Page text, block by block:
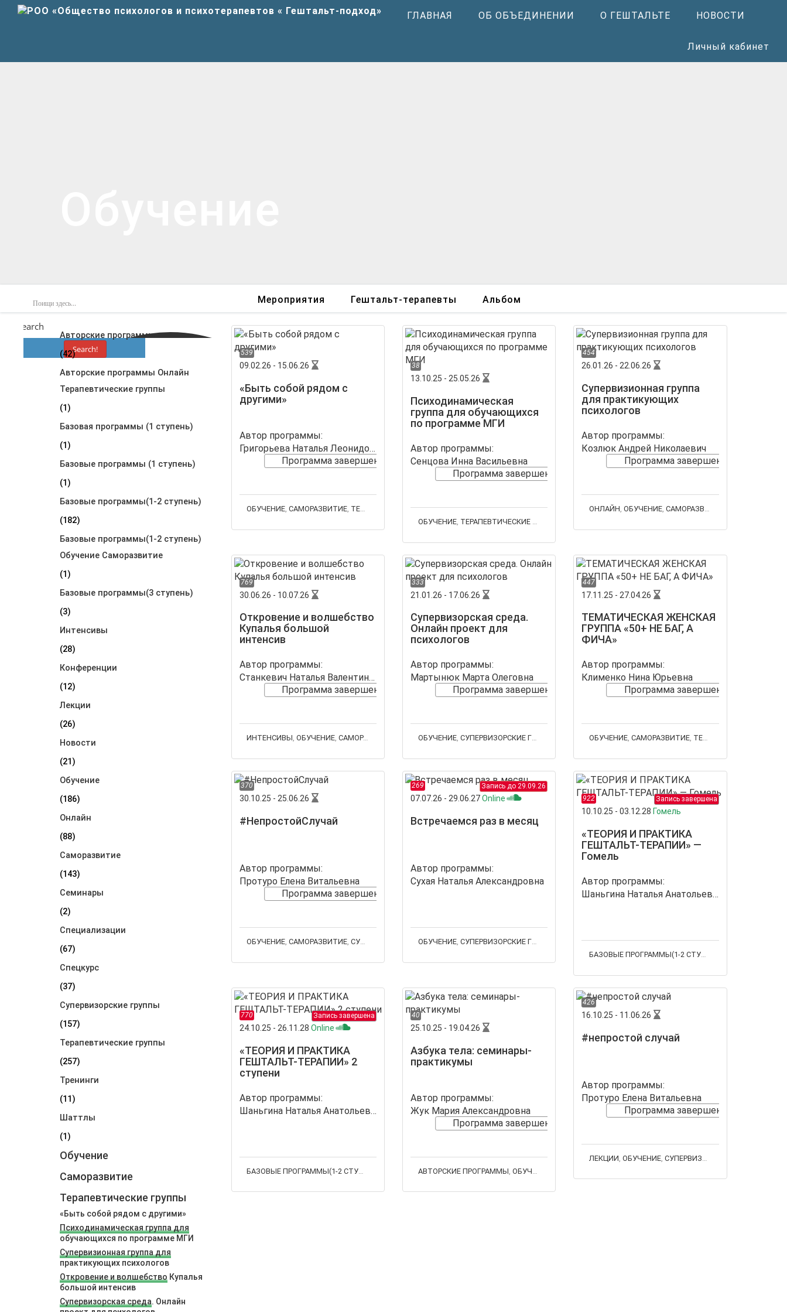
ГЛАВНАЯ ОБ ОБЪЕДИНЕНИИ О ГЕШТАЛЬТЕ НОВОСТИ
Личный кабинет
Search
Search!
Мероприятия Гештальт-терапевты Альбом
Авторские программы
(42)
Авторские программы Онлайн
Терапевтические группы
(1)
Базовая программы (1 ступень)
(1)
Базовые программы (1 ступень)
(1)
Базовые программы(1-2 ступень)
(182)
Базовые программы(1-2 ступень)
Обучение Саморазвитие
(1)
Базовые программы(3 ступень)
(3)
Интенсивы
(28)
Конференции
(12)
Лекции
(26)
Новости
(21)
Обучение
(186)
Онлайн
(88)
Саморазвитие
(143)
Семинары
(2)
Специализации
(67)
Спецкурс
(37)
Супервизорские группы
(157)
Терапевтические группы
(257)
Тренинги
(11)
Шаттлы
(1)
Обучение
Саморазвитие
Терапевтические группы
«Быть собой рядом с другими»
Психодинамическая группа для
обучающихся по программе МГИ
Супервизионная группа для
практикующих психологов
Откровение и волшебство Купалья
большой интенсив
Супервизорская среда. Онлайн
539
09.02.26 - 15.06.26
«Быть собой рядом с
другими»
Автор программы:
Григорьева Наталья Леонидовна
Программа завершена
ОБУЧЕНИЕ ,САМОРАЗВИТИЕ ТЕРАПЕВТИЧЕСКИЕ ГРУППЫ
38
13.10.25 - 25.05.26
Психодинамическая
группа для обучающихся
по программе МГИ
Автор программы:
Сенцова Инна Васильевна
Программа завершена
ОБУЧЕНИЕ, ТЕРАПЕВТИЧЕСКИЕ ГРУППЫ
454
26.01.26 - 22.06.26
Супервизионная группа
для практикующих
психологов
Автор программы:
Козлюк Андрей Николаевич
Программа завершена
OНЛАЙН ,ОБУЧЕНИЕ ,САМОРАЗВИТИЕ
769
30.06.26 - 10.07.26
Откровение и волшебство
Купалья большой
интенсив
Автор программы:
Станкевич Наталья Валентиновна
Программа завершена
ИНТЕНСИВЫ,ОБУЧЕНИЕ,САМОРАЗВИТИЕ
333
21.01.26 - 17.06.26
Супервизорская среда.
Онлайн проект для
психологов
Автор программы:
Мартынюк Марта Олеговна
Программа завершена
ОБУЧЕНИЕ, СУПЕРВИЗОРСКИЕ ГРУППЫ
447
17.11.25 - 27.04.26
ТЕМАТИЧЕСКАЯ ЖЕНСКАЯ
ГРУППА «50+ НЕ БАГ, А
ФИЧА»
Автор программы:
Клименко Нина Юрьевна
Программа завершена
ОБУЧЕНИЕ,САМОРАЗВИТИЕ, ТЕРАПЕВТИЧЕСКИЕ ГРУППЫ
370
30.10.25 - 25.06.26
#НепростойСлучай
Автор программы:
Протуро Елена Витальевна
Программа завершена
ОБУЧЕНИЕ ,САМОРАЗВИТИЕ ,СУПЕРВИЗОРСКИЕ ГРУППЫ
269 Запись до 29.09.26
07.07.26 - 29.06.27Online
Встречаемся раз в месяц
Автор программы:
Сухая Наталья Александровна
ОБУЧЕНИЕ, СУПЕРВИЗОРСКИЕ ГРУППЫ
922 Запись завершена
10.10.25 - 03.12.28 Гомель
«ТЕОРИЯ И ПРАКТИКА
ГЕШТАЛЬТ-ТЕРАПИИ» —
Гомель
Автор программы:
Шаньгина Наталья Анатольевна
770 Запись завершена
24.10.25 - 26.11.28 Online
«ТЕОРИЯ И ПРАКТИКА
ГЕШТАЛЬТ-ТЕРАПИИ» 2
ступени
Автор программы:
Шаньгина Наталья Анатольевна
ОБУЧЕНИЕ
40
25.10.25 - 19.04.26
Азбука тела: семинары-
практикумы
Автор программы:
Жук Мария Александровна
Программа завершена
АВТОРСКИЕ ПРОГРАММЫ ОБУЧЕНИЕ
426
16.10.25 - 11.06.26
#непростой случай
Автор программы:
Протуро Елена Витальевна
Программа завершена
ЛЕКЦИИ ,ОБУЧЕНИЕ ,СУПЕРВИЗОРСКИЕ ГРУППЫ